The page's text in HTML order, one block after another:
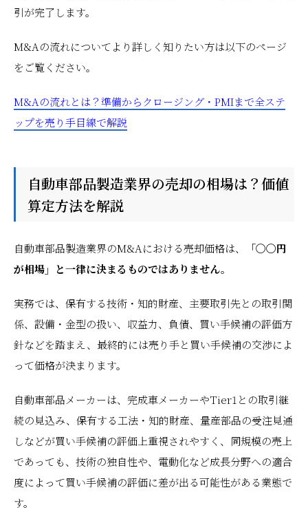
引が完了します。
M&Aの流れについてより詳しく知りたい方は以下のページ
をご覧ください。
M&Aの流れとは？準備からクロージング・PMIまで全ステ
ップを売り手目線で解説
自動車部品製造業界の売却の相場は？価値
算定方法を解説
自動車部品製造業界のM&Aにおける売却価格は、
「〇〇円
が相場」と一律に決まるものではありません。
実務では、保有する技術・知的財産、主要取引先との取引関
係、設備・金型の扱い、収益力、負債、買い手候補の評価方
針などを踏まえ、最終的には売り手と買い手候補の交渉によ
って価格が決まります。
自動車部品メーカーは、完成車メーカーやTier1との取引継
続の見込み、保有する工法・知的財産、量産部品の受注見通
しなどが買い手候補の評価上重視されやすく、同規模の売上
であっても、技術の独自性や、電動化など成長分野への適合
度によって買い手候補の評価に差が出る可能性がある業態で
す。